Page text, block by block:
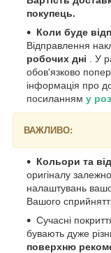
покупець.
Коли буде
Відправлення
робочих дні . У
обов'язково
інформація про
посиланням у
ВАЖЛИВО:
Кольори та
оригіналу
налаштувань
Вашого
Сучасні
бувають дуже
поверхню